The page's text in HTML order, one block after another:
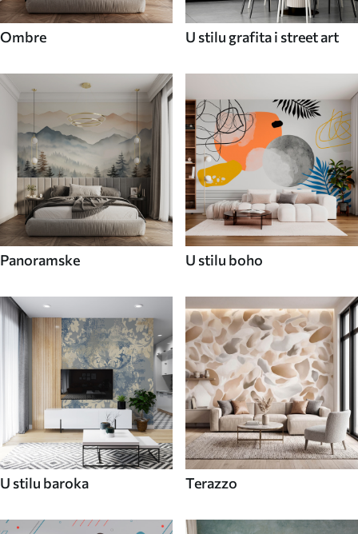
Ombre U stilu grafita i street art
Panoramske U stilu boho
U stilu baroka Terazzo